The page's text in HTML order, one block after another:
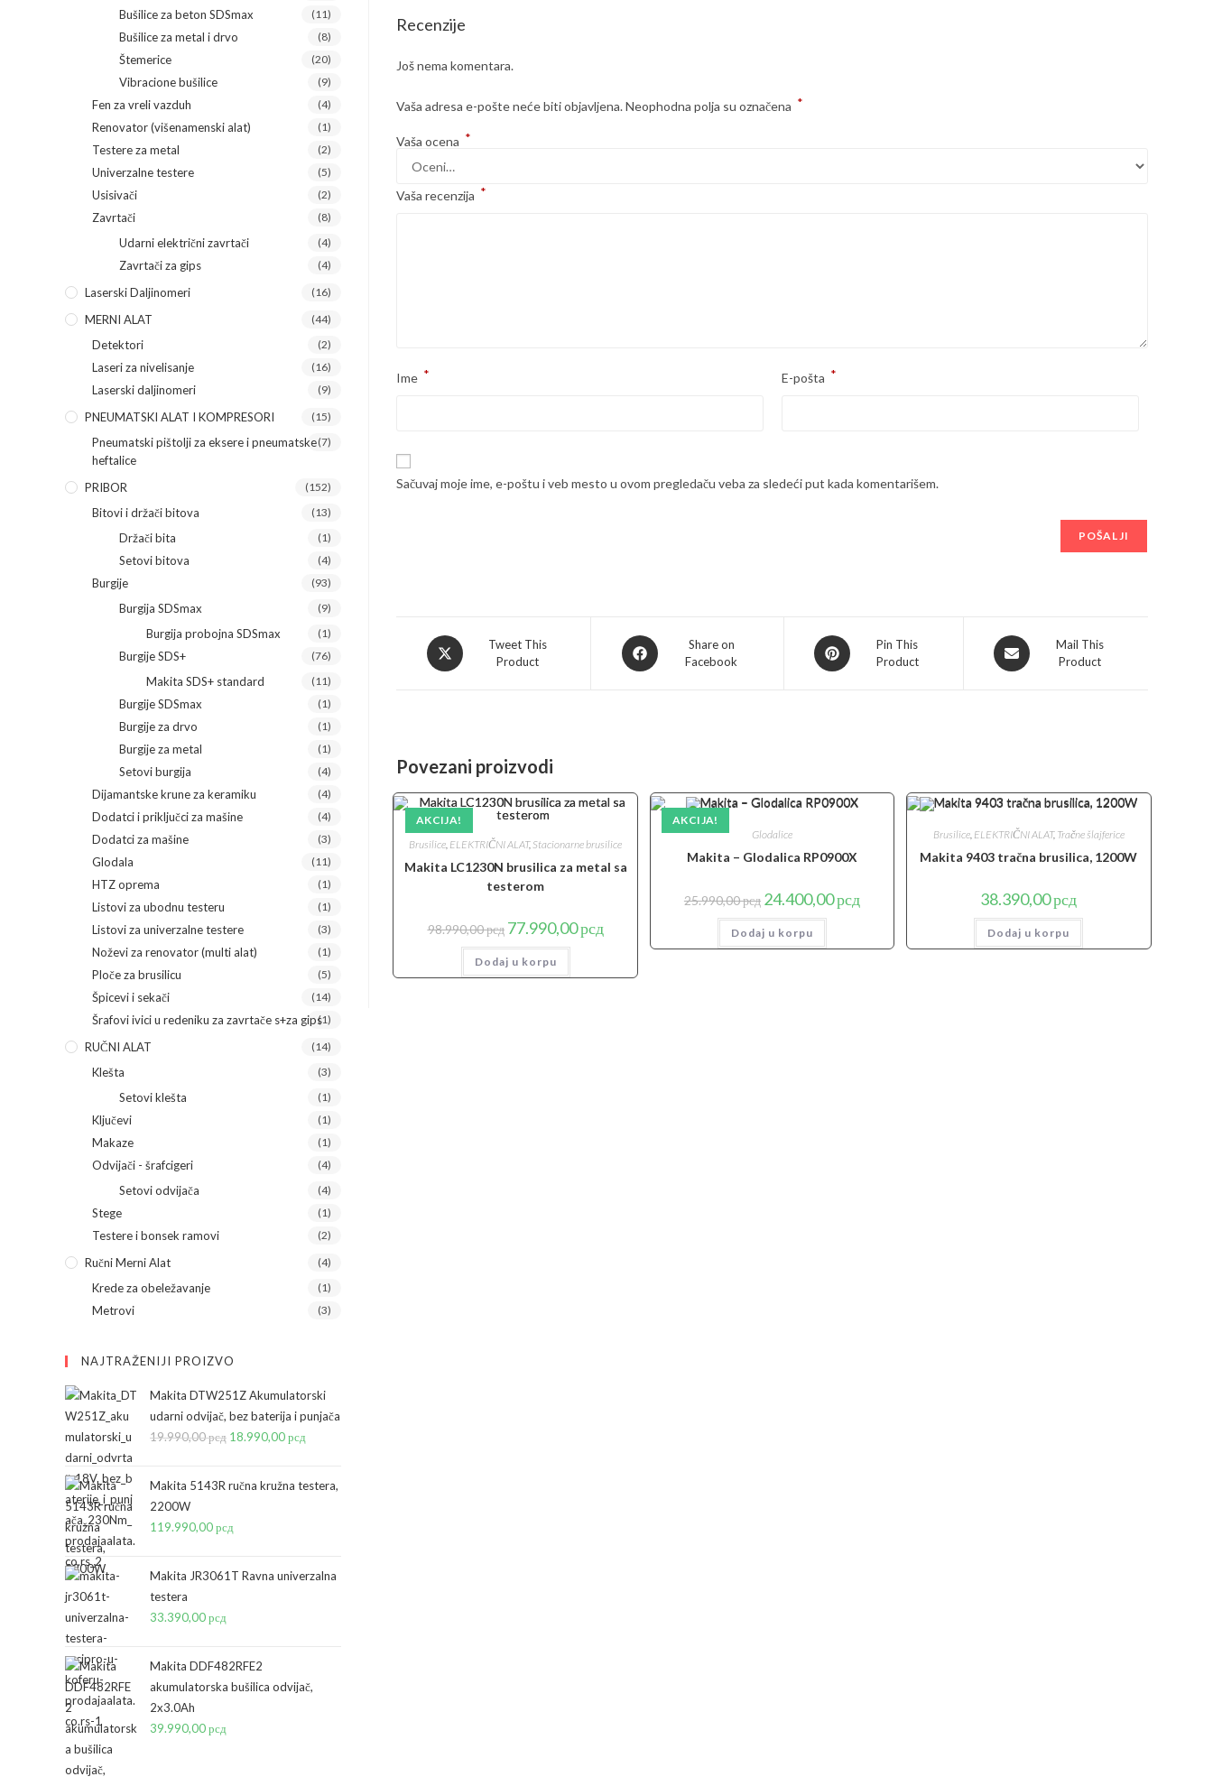
Recenzije
Još nema komentara.
Vaša adresa e-pošte neće biti objavljena.Neophodna polja su označena *
Vaša ocena *
Vaša recenzija *
Ime * E-pošta *
Sačuvaj moje ime, e-poštu i veb mesto u ovom pregledaču veba za sledeći put kada komentarišem.
Opens
in
Tweet This
Product
Opens
in
Share on
Facebook
Opens
in
Pin This
Product
Opens
in
Mail This
Product
Povezani proizvodi
AKCIJA!
Brusilice, ELEKTRIČNI ALAT, Stacionarne brusilice
Makita LC1230N brusilica za metal sa
testerom
98.990,00рсд Originalna
cena
je
bila:
98.990,00 рсд.
77.990,00рсдTrenutna
cena
Dodaj u korpu
AKCIJA!
Glodalice
Makita – Glodalica RP0900X
25.990,00рсд Originalna
cena
je
bila:
25.990,00 рсд.
24.400,00рсдTrenutna
cena
Dodaj u korpu
Brusilice, ELEKTRIČNI ALAT, Tračne šlajferice
Makita 9403 tračna brusilica, 1200W
38.390,00рсд
Dodaj u korpu
Bušilice za beton SDSmax (11)
Bušilice za metal i drvo (8)
Štemerice (20)
Vibracione bušilice (9)
Fen za vreli vazduh (4)
Renovator (višenamenski alat) (1)
Testere za metal (2)
Univerzalne testere (5)
Usisivači (2)
Zavrtači (8)
Udarni električni zavrtači (4)
Zavrtači za gips (4)
Laserski Daljinomeri (16)
MERNI ALAT (44)
Detektori (2)
Laseri za nivelisanje (16)
Laserski daljinomeri (9)
PNEUMATSKI ALAT I KOMPRESORI (15)
Pneumatski pištolji za eksere i pneumatske
heftalice
(7)
PRIBOR (152)
Bitovi i držači bitova (13)
Držači bita (1)
Setovi bitova (4)
Burgije (93)
Burgija SDSmax (9)
Burgija probojna SDSmax (1)
Burgije SDS+ (76)
Makita SDS+ standard (11)
Burgije SDSmax (1)
Burgije za drvo (1)
Burgije za metal (1)
Setovi burgija (4)
Dijamantske krune za keramiku (4)
Dodatci i priključci za mašine (4)
Dodatci za mašine (3)
Glodala (11)
HTZ oprema (1)
Listovi za ubodnu testeru (1)
Listovi za univerzalne testere (3)
Noževi za renovator (multi alat) (1)
Ploče za brusilicu (5)
Špicevi i sekači (14)
Šrafovi ivici u redeniku za zavrtače s+za gips(1)
RUČNI ALAT (14)
Klešta (3)
Setovi klešta (1)
Ključevi (1)
Makaze (1)
Odvijači - šrafcigeri (4)
Setovi odvijača (4)
Stege (1)
Testere i bonsek ramovi (2)
Ručni Merni Alat (4)
Krede za obeležavanje (1)
Metrovi (3)
NAJTRAŽENIJI PROIZVO
Makita DTW251Z Akumulatorski
udarni odvijač, bez baterija i punjača
19.990,00рсд Originalna
je
19.990,00 рсд.
18.990,00рсд
je:
Makita 5143R ručna kružna testera,
2200W
119.990,00рсд
Makita JR3061T Ravna univerzalna
testera
33.390,00рсд
Makita DDF482RFE2
akumulatorska bušilica odvijač,
2x3.0Ah
39.990,00рсд